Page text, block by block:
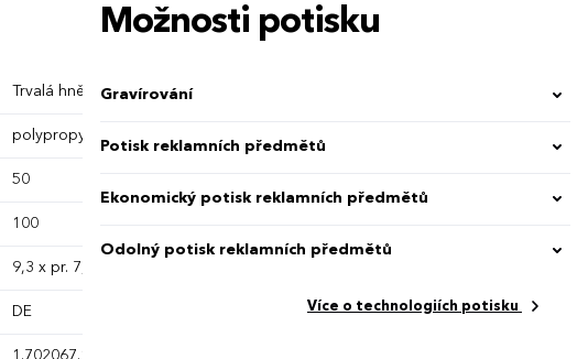
Trvalá hnědá
polypropylen 100 %
50
100
9,3 x pr. 7,9 cm
DE
1.702067.13033_13004.00
Možnosti potisku
Gravírování
Potisk reklamních předmětů
Ekonomický potisk reklamních předmětů
Odolný potisk reklamních předmětů
Více o technologiích potisku